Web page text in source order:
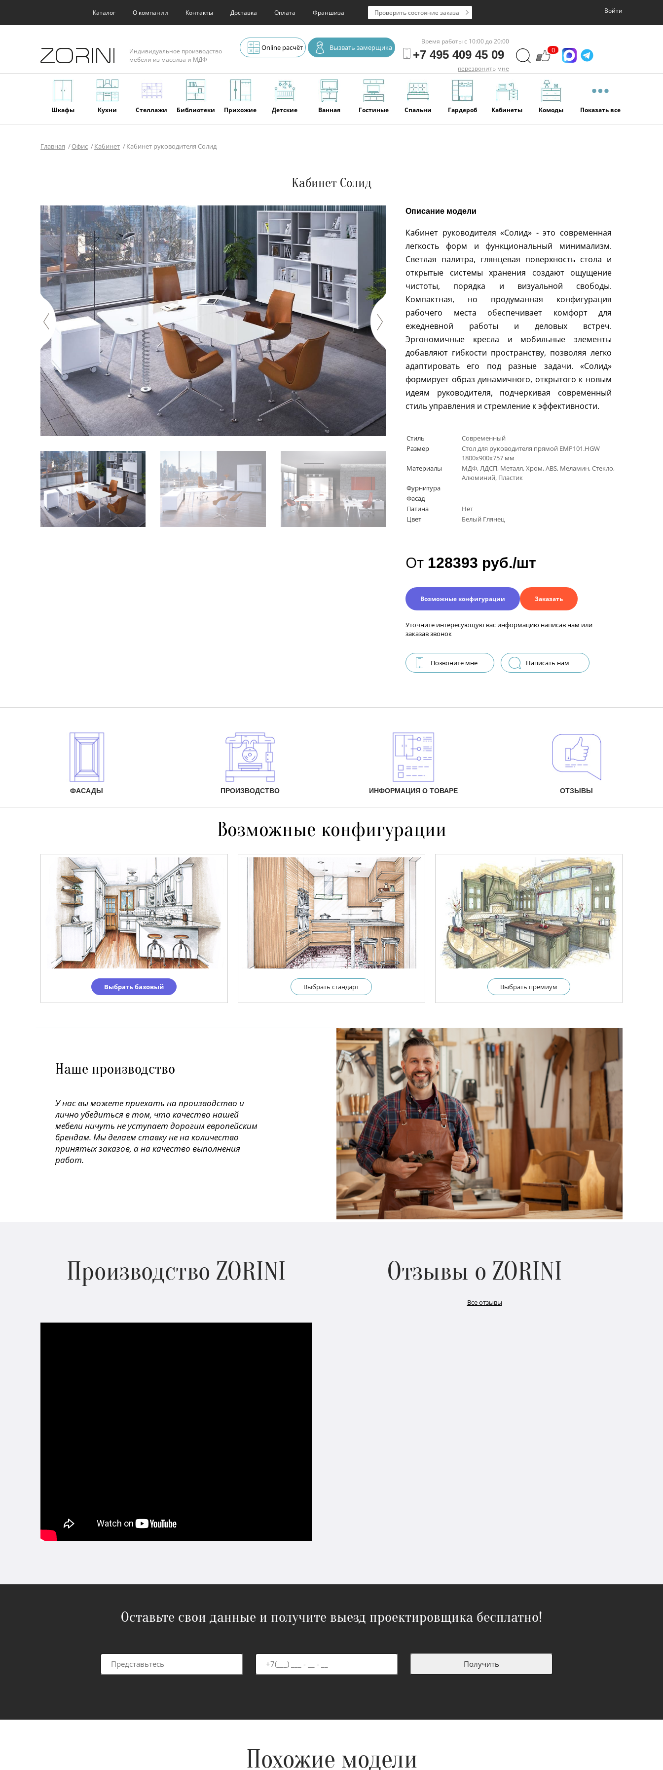
Каталог О компании Контакты Доставка Оплата Франшиза Войти
Проверить состояние заказа
Индивидуальное производство
мебели из массива и МДФ
Online расчёт Вызвать замерщика
Время работы с 10:00 до 20:00
+7 495 409 45 09
перезвонить мне
0
Шкафы Кухни Стеллажи Библиотеки Прихожие Детские Ванная Гостиные Спальни Гардероб Кабинеты Комоды Показать все
Главная Офис Кабинет Кабинет руководителя Солид
Кабинет Солид
Описание модели
Кабинет руководителя «Солид» - это современная
легкость форм и функциональный минимализм.
Светлая палитра, глянцевая поверхность стола и
открытые системы хранения создают ощущение
чистоты, порядка и визуальной свободы.
Компактная, но продуманная конфигурация
рабочего места обеспечивает комфорт для
ежедневной работы и деловых встреч.
Эргономичные кресла и мобильные элементы
добавляют гибкости пространству, позволяя легко
адаптировать его под разные задачи. «Солид»
формирует образ динамичного, открытого к новым
идеям руководителя, подчеркивая современный
стиль управления и стремление к эффективности.
Стиль
Современный
Размер
Стол для руководителя прямой ЕМР101.HGW
1800х900х757 мм
Материалы
МДФ, ЛДСП, Металл, Хром, ABS, Меламин, Стекло,
Алюминий, Пластик
Фурнитура
Фасад
Патина
Нет
Цвет
Белый Глянец
От 128393 руб./шт
Возможные конфигурации Заказать
Уточните интересующую вас информацию написав нам или
заказав звонок
Позвоните мне Написать нам
ФАСАДЫ ПРОИЗВОДСТВО ИНФОРМАЦИЯ О ТОВАРЕ ОТЗЫВЫ
Возможные конфигурации
Выбрать базовый Выбрать cтандарт Выбрать премиум
Наше производство
У нас вы можете приехать на производство и
лично убедиться в том, что качество нашей
мебели ничуть не уступает дорогим европейским
брендам. Мы делаем ставку не на количество
принятых заказов, а на качество выполнения
работ.
Производство ZORINI Отзывы о ZORINI
Все отзывы
Оставьте свои данные и получите выезд проектировщика бесплатно!
Похожие модели